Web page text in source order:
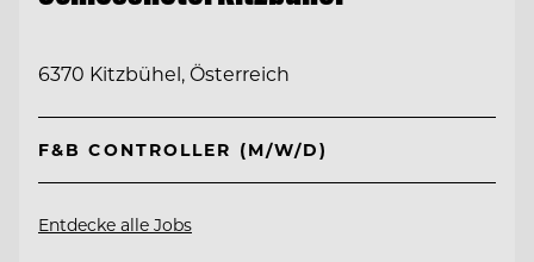
6370 Kitzbühel, Österreich
F&B CONTROLLER (M/W/D)
Entdecke alle Jobs